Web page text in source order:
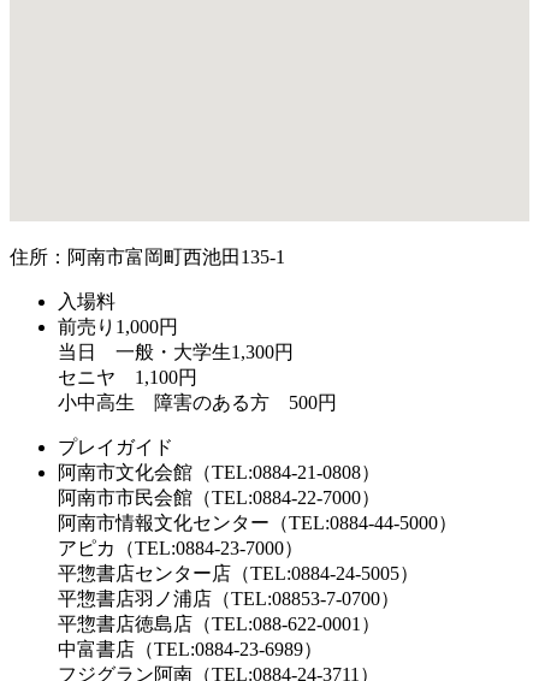
住所：阿南市富岡町西池田135-1
入場料
前売り1,000円
当日 一般・大学生1,300円
セニヤ 1,100円
小中高生 障害のある方 500円
プレイガイド
阿南市文化会館（TEL:0884-21-0808）
阿南市市民会館（TEL:0884-22-7000）
阿南市情報文化センター（TEL:0884-44-5000）
アピカ（TEL:0884-23-7000）
平惣書店センター店（TEL:0884-24-5005）
平惣書店羽ノ浦店（TEL:08853-7-0700）
平惣書店徳島店（TEL:088-622-0001）
中富書店（TEL:0884-23-6989）
フジグラン阿南（TEL:0884-24-3711）